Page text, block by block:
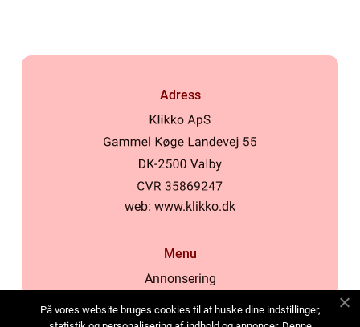
Adress
web: www.klikko.dk
Menu
Annonsering
Cookies
På vores website bruges cookies til at huske dine indstillinger,